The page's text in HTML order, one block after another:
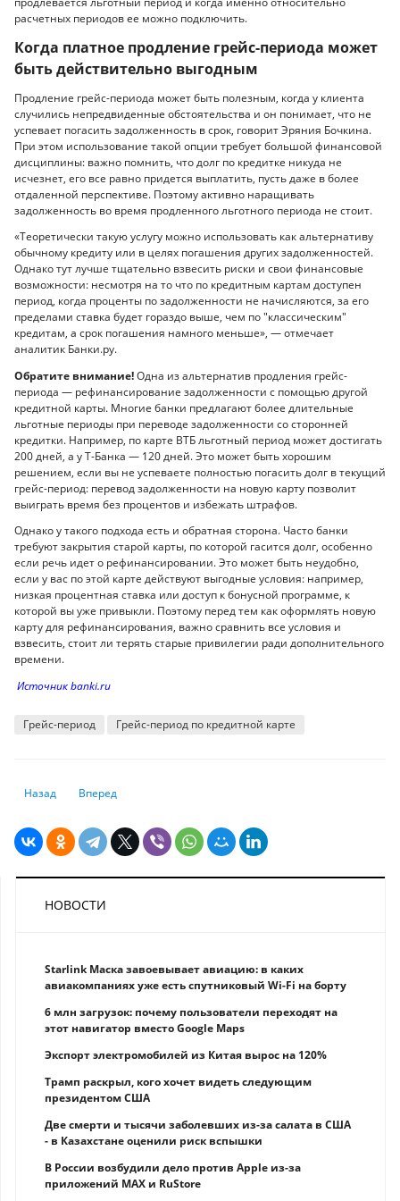
расчетных периодов ее можно подключить.
Когда платное продление грейс-периода может
быть действительно выгодным
Продление грейс-периода может быть полезным, когда у клиента
случились непредвиденные обстоятельства и он понимает, что не
успевает погасить задолженность в срок, говорит Эряния Бочкина.
При этом использование такой опции требует большой финансовой
дисциплины: важно помнить, что долг по кредитке никуда не
исчезнет, его все равно придется выплатить, пусть даже в более
отдаленной перспективе. Поэтому активно наращивать
задолженность во время продленного льготного периода не стоит.
«Теоретически такую услугу можно использовать как альтернативу
обычному кредиту или в целях погашения других задолженностей.
Однако тут лучше тщательно взвесить риски и свои финансовые
возможности: несмотря на то что по кредитным картам доступен
период, когда проценты по задолженности не начисляются, за его
пределами ставка будет гораздо выше, чем по "классическим"
кредитам, а срок погашения намного меньше», — отмечает
аналитик Банки.ру.
Обратите внимание!Одна из альтернатив продления грейс-
периода — рефинансирование задолженности с помощью другой
кредитной карты. Многие банки предлагают более длительные
льготные периоды при переводе задолженности со сторонней
кредитки. Например, по карте ВТБ льготный период может достигать
200 дней, а у Т-Банка — 120 дней. Это может быть хорошим
решением, если вы не успеваете полностью погасить долг в текущий
грейс-период: перевод задолженности на новую карту позволит
выиграть время без процентов и избежать штрафов.
Однако у такого подхода есть и обратная сторона. Часто банки
требуют закрытия старой карты, по которой гасится долг, особенно
если речь идет о рефинансировании. Это может быть неудобно,
если у вас по этой карте действуют выгодные условия: например,
низкая процентная ставка или доступ к бонусной программе, к
которой вы уже привыкли. Поэтому перед тем как оформлять новую
карту для рефинансирования, важно сравнить все условия и
взвесить, стоит ли терять старые привилегии ради дополнительного
времени.
Источник banki.ru
Грейс-период Грейс-период по кредитной карте
Предыдущий: Как получить жилье от государства в 2025 году
Назад Следующий: «Хороший человек живет скромно» и другие
Вперед
НОВОСТИ
Starlink Маска завоевывает авиацию: в каких
авиакомпаниях уже есть спутниковый Wi-Fi на борту
6 млн загрузок: почему пользователи переходят на
этот навигатор вместо Google Maps
Экспорт электромобилей из Китая вырос на 120%
Трамп раскрыл, кого хочет видеть следующим
президентом США
Две смерти и тысячи заболевших из-за салата в США
- в Казахстане оценили риск вспышки
В России возбудили дело против Apple из-за
приложений MAX и RuStore